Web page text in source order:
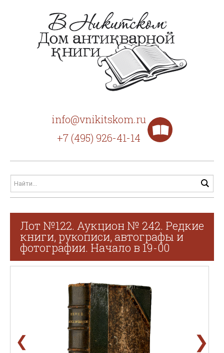
info@vnikitskom.ru
+7 (495) 926-41-14
Лот №122. Аукцион № 242. Редкие
книги, рукописи, автографы и
фотографии. Начало в 19-00
❮ ❯